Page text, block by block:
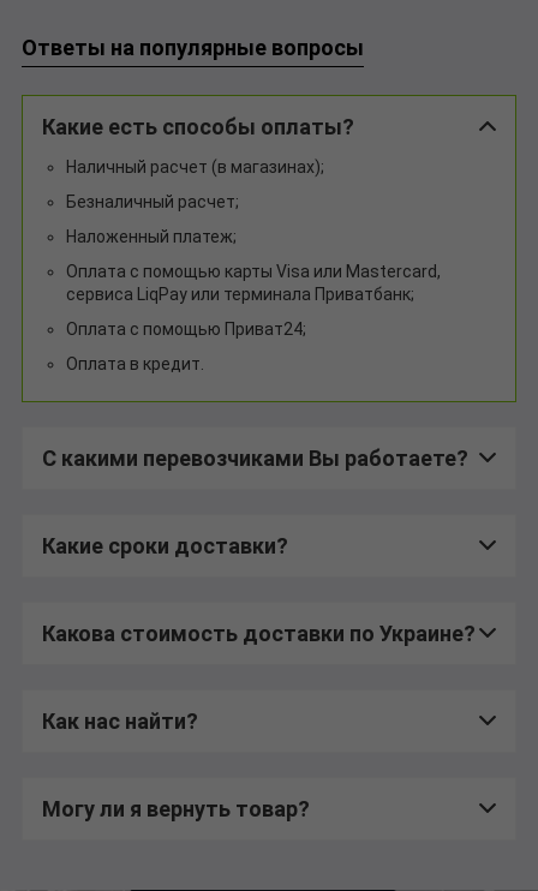
Ответы на популярные вопросы
Какие есть способы оплаты?
Наличный расчет (в магазинах);
Безналичный расчет;
Наложенный платеж;
Оплата с помощью карты Visa или Mastercard,
сервиса LiqPay или терминала Приватбанк;
Оплата с помощью Приват24;
Оплата в кредит.
С какими перевозчиками Вы работаете?
Какие сроки доставки?
Какова стоимость доставки по Украине?
Как нас найти?
Могу ли я вернуть товар?